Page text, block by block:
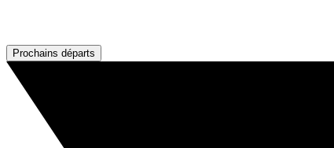
Prochains départs